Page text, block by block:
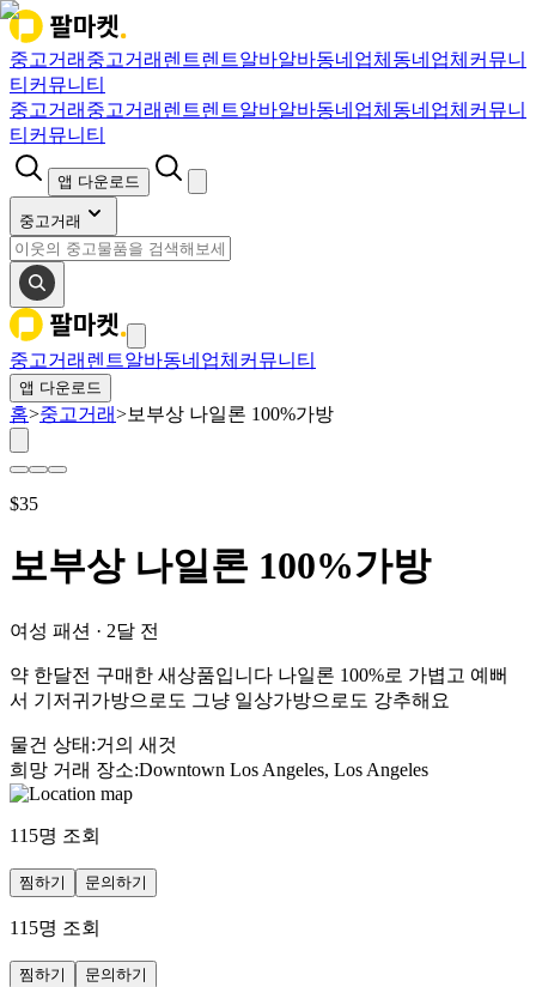
중고거래 중고거래 렌트렌트알바알바동네업체 동네업체 커뮤니
티 커뮤니티
중고거래 중고거래 렌트렌트알바알바동네업체 동네업체 커뮤니
티 커뮤니티
앱 다운로드
중고거래
중고거래 렌트알바동네업체 커뮤니티
앱 다운로드
홈>중고거래>보부상 나일론 100%가방
$35
보부상 나일론 100%가방
여성 패션 · 2달 전
약 한달전 구매한 새상품입니다 나일론 100%로 가볍고 예뻐
서 기저귀가방으로도 그냥 일상가방으로도 강추해요
물건 상태 :거의 새것
희망 거래 장소:Downtown Los Angeles, Los Angeles
115명 조회
찜하기 문의하기
115명 조회
찜하기 문의하기